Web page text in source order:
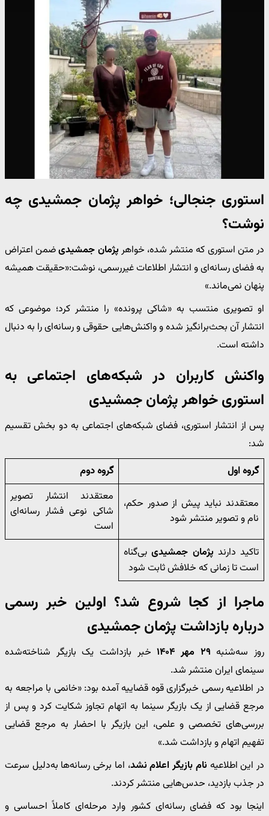
استوری جنجالی؛ خواهر پژمان جمشیدی چه
نوشت؟
در متن استوری که منتشر شده، خواهر پژمان جمشیدیضمن اعتراض
به فضای رسانه‌ای و انتشار اطلاعات غیررسمی، نوشت:«حقیقت همیشه
پنهان نمی‌ماند.»
او تصویری منتسب به «شاکی پرونده» را منتشر کرد؛ موضوعی که
انتشار آن بحث‌برانگیز شده و واکنش‌هایی حقوقی و رسانه‌ای را به دنبال
داشته است.
واکنش کاربران در شبکه‌های اجتماعی به
استوری خواهرپژمان جمشیدی
پس از انتشار استوری، فضای شبکه‌های اجتماعی به دو بخش تقسیم
شد:
گروه اول
گروه دوم
معتقدند نباید پیش از صدور حکم،
نام و تصویر منتشر شود
معتقدند انتشار تصویر
شاکی نوعی فشار رسانه‌ای
است
تاکید دارند پژمان جمشیدیبی‌گناه
است تا زمانی که خلافش ثابت شود
ماجرا از کجا شروع شد؟ اولین خبر رسمی
درباره بازداشت پژمان جمشیدی
روز سه‌شنبه ۲۹ مهر ۱۴۰۴
خبر بازداشت یک بازیگر شناخته‌شده
سینمای ایران منتشر شد.
در اطلاعیه رسمی خبرگزاری قوه قضاییه آمده بود: «خانمی با مراجعه به
مرجع قضایی از یک بازیگر سینما به اتهام تجاوز شکایت کرد و پس از
بررسی‌های تخصصی و علمی، این بازیگر با احضار به مرجع قضایی
تفهیم اتهام و بازداشت شد.»
در این اطلاعیه نام بازیگر اعلام نشد، اما برخی رسانه‌ها به‌دلیل سرعت
در جذب بازدید، حدس‌هایی منتشر کردند.
اینجا بود که فضای رسانه‌ای کشور وارد مرحله‌ای کاملاً احساسی و